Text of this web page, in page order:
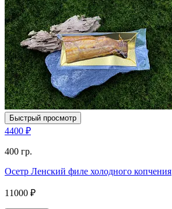
Быстрый просмотр
4400 ₽
400 гр.
Осетр Ленский филе холодного копчения
11000 ₽